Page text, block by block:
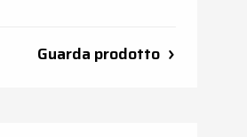
Guarda prodotto